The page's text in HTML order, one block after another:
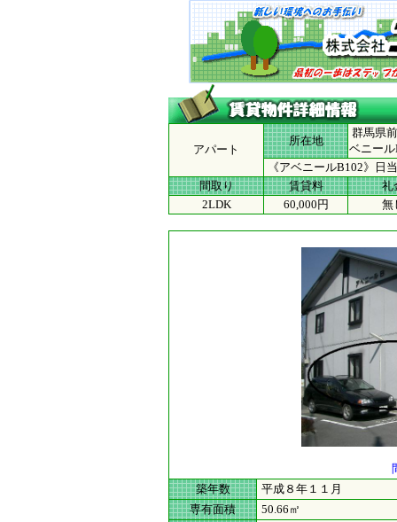
アパート
所在地
群馬県
ベニー
《アベニールB102》日
間取り
賃貸料
礼
2LDK
60,000円 無
築年数
平成８年１１月
専有面積
50.66㎡